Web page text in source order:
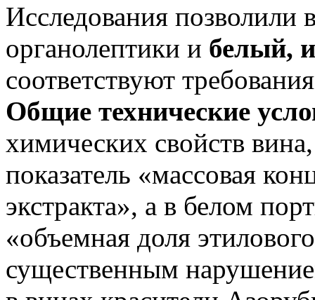
Исследования позволили
органолептики и белый,
соответствуют
Общие технические
химических свойств
показатель «массовая
экстракта», а в белом
«объемная доля
существенным